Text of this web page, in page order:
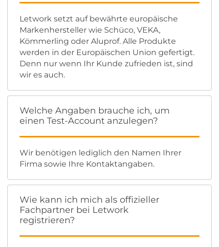
Letwork setzt auf bewährte europäische
Markenhersteller wie Schüco, VEKA,
Kömmerling oder Aluprof. Alle Produkte
werden in der Europäischen Union gefertigt.
Denn nur wenn Ihr Kunde zufrieden ist, sind
wir es auch.
Welche Angaben brauche ich, um
einen Test-Account anzulegen?
Wir benötigen lediglich den Namen Ihrer
Firma sowie Ihre Kontaktangaben.
Wie kann ich mich als offizieller
Fachpartner bei Letwork
registrieren?